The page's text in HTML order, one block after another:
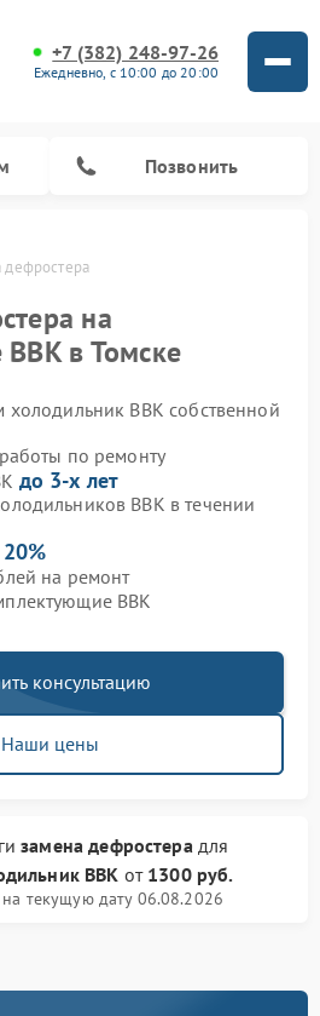
+7 (382) 248-97-26
Ежедневно, с 10:00 до 20:00
Позвонить
дефростера
на
в Томске
холодильник BBK собственной
по ремонту
до 3-х лет
BBK в течении
20%
на ремонт
BBK
консультацию
Наши цены
замена дефростерадля
BBK от 1300 руб.
текущую дату 06.08.2026